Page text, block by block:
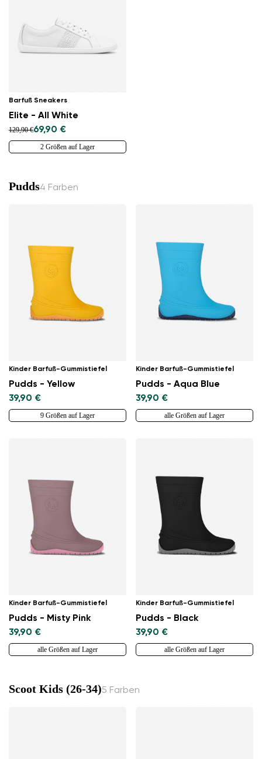
Barfuß Sneakers
Elite - All White
129,90 €69,90 €
2 Größen auf Lager
Pudds4 Farben
Kinder Barfuß-Gummistiefel
Pudds - Yellow
39,90 €
9 Größen auf Lager
Kinder Barfuß-Gummistiefel
Pudds - Aqua Blue
39,90 €
alle Größen auf Lager
Kinder Barfuß-Gummistiefel
Pudds - Misty Pink
39,90 €
alle Größen auf Lager
Kinder Barfuß-Gummistiefel
Pudds - Black
39,90 €
alle Größen auf Lager
Scoot Kids (26-34)5 Farben